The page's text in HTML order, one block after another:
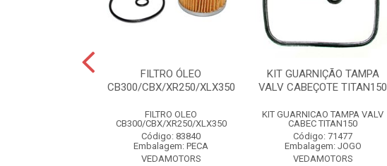
FILTRO ÓLEO
CB300/CBX/XR250/XLX350
FILTRO OLEO
CB300/CBX/XR250/XLX350
Código: 83840
Embalagem: PECA
VEDAMOTORS
KIT GUARNIÇÃO TAMPA
VALV CABEÇOTE TITAN150
KIT GUARNICAO TAMPA VALV
CABEC TITAN150
Código: 71477
Embalagem: JOGO
VEDAMOTORS